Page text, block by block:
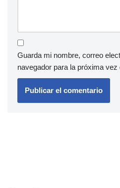
Guarda mi nombre, correo
navegador para la próxima vez